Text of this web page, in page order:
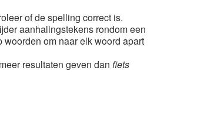
of de spelling correct is.
aanhalingstekens rondom een
woorden om naar elk woord apart
resultaten geven dan fiets